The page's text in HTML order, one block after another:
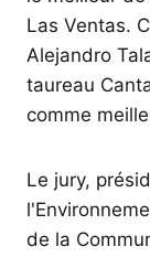
Las Ventas.
Alejandro
taureau
comme
Le jury,
de la